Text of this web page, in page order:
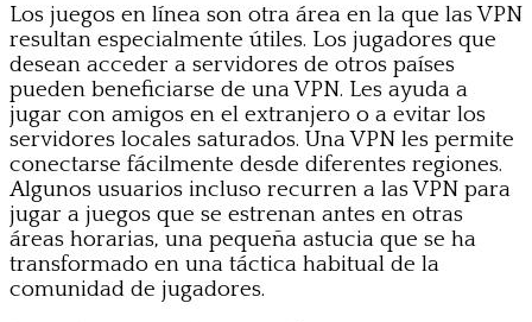
Los juegos en línea son otra área en la que las VPN
resultan especialmente útiles. Los jugadores que
desean acceder a servidores de otros países
pueden beneficiarse de una VPN. Les ayuda a
jugar con amigos en el extranjero o a evitar los
servidores locales saturados. Una VPN les permite
conectarse fácilmente desde diferentes regiones.
Algunos usuarios incluso recurren a las VPN para
jugar a juegos que se estrenan antes en otras
áreas horarias, una pequeña astucia que se ha
transformado en una táctica habitual de la
comunidad de jugadores.